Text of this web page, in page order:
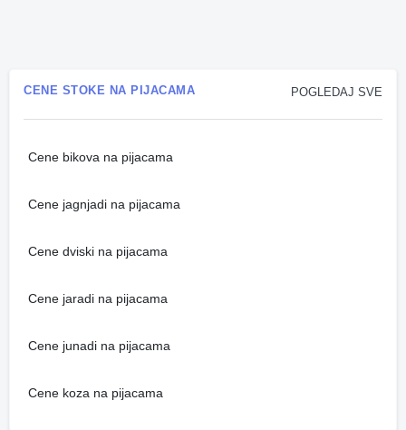
POGLEDAJ SVE
CENE STOKE NA PIJACAMA
Cene bikova na pijacama
Cene jagnjadi na pijacama
Cene dviski na pijacama
Cene jaradi na pijacama
Cene junadi na pijacama
Cene koza na pijacama